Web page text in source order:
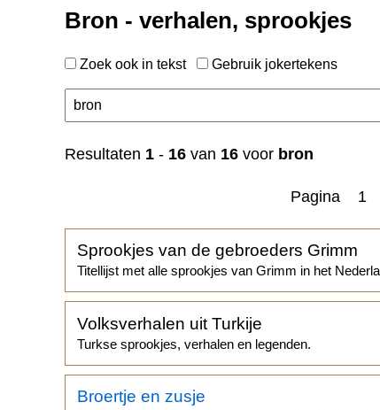
Bron - verhalen, sprookjes
Zoek ook in tekst Gebruik jokertekens
Resultaten 1 - 16 van 16 voor bron
Pagina 1
Sprookjes van de gebroeders Grimm
Titellijst met alle sprookjes van Grimm in het
Volksverhalen uit Turkije
Turkse sprookjes, verhalen en legenden.
Broertje en zusje